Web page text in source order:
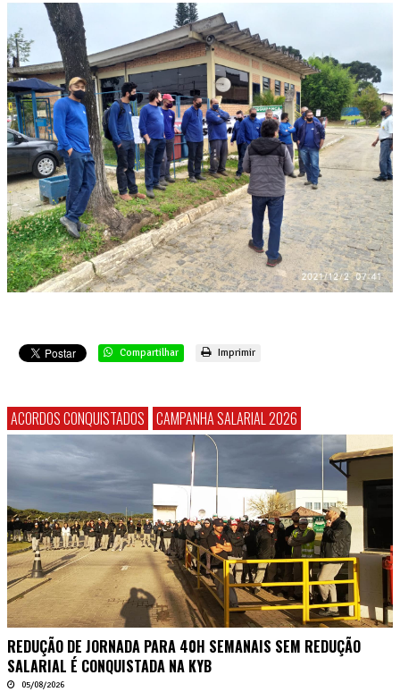
Compartilhar Imprimir
ACORDOS CONQUISTADOS CAMPANHA SALARIAL 2026
REDUÇÃO DE JORNADA PARA 40H SEMANAIS SEM REDUÇÃO
SALARIAL É CONQUISTADA NA KYB
05/08/2026